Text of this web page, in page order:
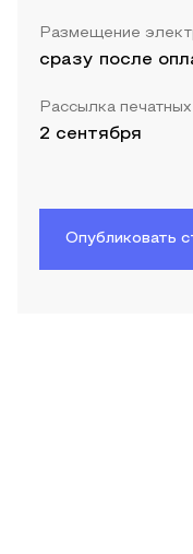
Размещение
сразу после
Рассылка
2 сентября
Опубликовать